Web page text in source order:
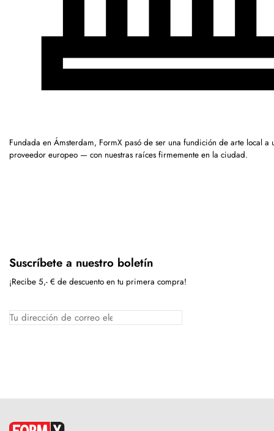
Fundada en Ámsterdam, FormX pasó de ser una fundición de arte local a
proveedor europeo — con nuestras raíces firmemente en la ciudad.
Suscríbete a nuestro boletín
¡Recibe 5,- € de descuento en tu primera compra!